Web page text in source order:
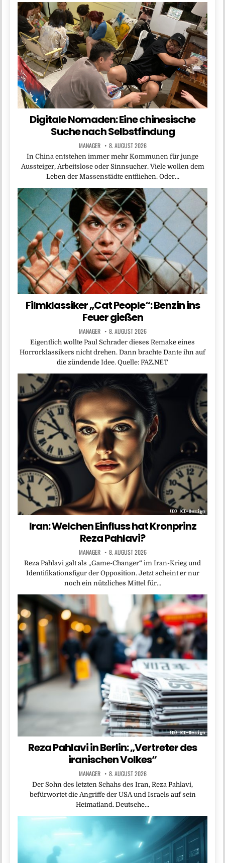
Digitale Nomaden: Eine chinesische
Suche nach Selbstfindung
MANAGER 8. AUGUST 2026
In China entstehen immer mehr Kommunen für junge
Aussteiger, Arbeitslose oder Sinnsucher. Viele wollen dem
Leben der Massenstädte entfliehen. Oder…
Filmklassiker „Cat People“: Benzin ins
Feuer gießen
MANAGER 8. AUGUST 2026
Eigentlich wollte Paul Schrader dieses Remake eines
Horrorklassikers nicht drehen. Dann brachte Dante ihn auf
die zündende Idee. Quelle: FAZ.NET
Iran: Welchen Einfluss hat Kronprinz
Reza Pahlavi?
MANAGER 8. AUGUST 2026
Reza Pahlavi galt als „Game-Changer“ im Iran-Krieg und
Identifikationsfigur der Opposition. Jetzt scheint er nur
noch ein nützliches Mittel für…
Reza Pahlavi in Berlin: „Vertreter des
iranischen Volkes“
MANAGER 8. AUGUST 2026
Der Sohn des letzten Schahs des Iran, Reza Pahlavi,
befürwortet die Angriffe der USA und Israels auf sein
Heimatland. Deutsche…